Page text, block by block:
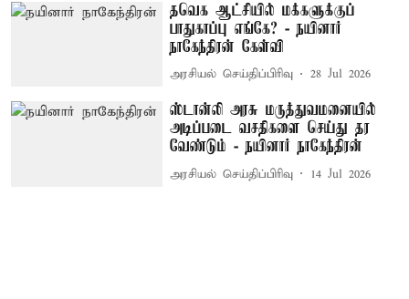
தவெக ஆட்சியில் மக்களுக்குப்
பாதுகாப்பு எங்கே? - நயினார்
நாகேந்திரன் கேள்வி
அரசியல் செய்திப்பிரிவு 28 Jul 2026
ஸ்டான்லி அரசு மருத்துவமனையில்
அடிப்படை வசதிகளை செய்து தர
வேண்டும் - நயினார் நாகேந்திரன்
அரசியல் செய்திப்பிரிவு 14 Jul 2026